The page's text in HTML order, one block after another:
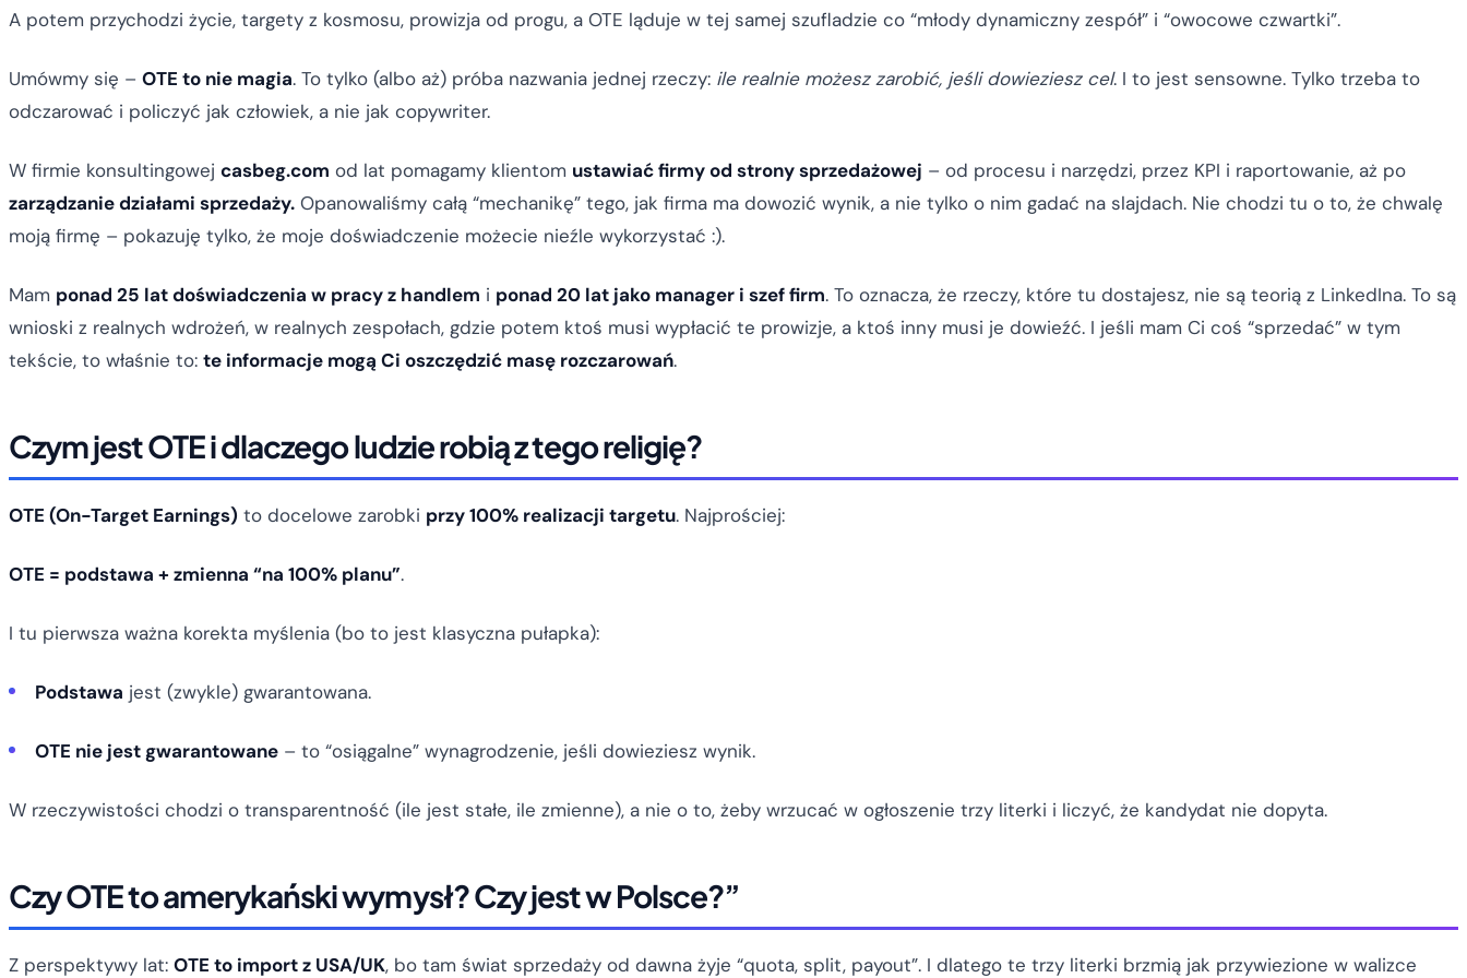
A potem przychodzi życie, targety z kosmosu, prowizja od progu, a OTE ląduje w tej samej szufladzie co “młody dynamiczny zespół” i “owocowe czwartki”.
Umówmy się – OTE to nie magia. To tylko (albo aż) próba nazwania jednej rzeczy: ile realnie możesz zarobić, jeśli dowieziesz cel. I to jest sensowne. Tylko trzeba to
odczarować i policzyć jak człowiek, a nie jak copywriter.
W firmie konsultingowej casbeg.com od lat pomagamy klientom ustawiać firmy od strony sprzedażowej – od procesu i narzędzi, przez KPI i raportowanie, aż po
zarządzanie działami sprzedaży. Opanowaliśmy całą “mechanikę” tego, jak firma ma dowozić wynik, a nie tylko o nim gadać na slajdach. Nie chodzi tu o to, że chwalę
moją firmę – pokazuję tylko, że moje doświadczenie możecie nieźle wykorzystać :).
Mam ponad 25 lat doświadczenia w pracy z handlem i ponad 20 lat jako manager i szef firm. To oznacza, że rzeczy, które tu dostajesz, nie są teorią z LinkedIna. To są
wnioski z realnych wdrożeń, w realnych zespołach, gdzie potem ktoś musi wypłacić te prowizje, a ktoś inny musi je dowieźć. I jeśli mam Ci coś “sprzedać” w tym
tekście, to właśnie to: te informacje mogą Ci oszczędzić masę rozczarowań.
Czym jest OTE i dlaczego ludzie robią z tego religię?
OTE (On-Target Earnings) to docelowe zarobki przy 100% realizacji targetu. Najprościej:
OTE = podstawa + zmienna “na 100% planu”.
I tu pierwsza ważna korekta myślenia (bo to jest klasyczna pułapka):
Podstawa jest (zwykle) gwarantowana.
OTE nie jest gwarantowane – to “osiągalne” wynagrodzenie, jeśli dowieziesz wynik.
W rzeczywistości chodzi o transparentność (ile jest stałe, ile zmienne), a nie o to, żeby wrzucać w ogłoszenie trzy literki i liczyć, że kandydat nie dopyta.
Czy OTE to amerykański wymysł? Czy jest w Polsce?”
Z perspektywy lat: OTE to import z USA/UK, bo tam świat sprzedaży od dawna żyje “quota, split, payout”. I dlatego te trzy literki brzmią jak przywiezione w walizce